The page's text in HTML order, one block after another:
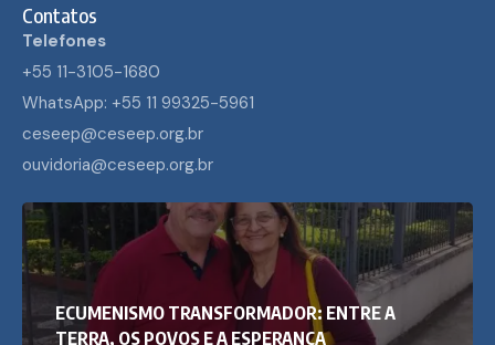
Contatos
Telefones
+55 11-3105-1680
WhatsApp: +55 11 99325-5961
ceseep@ceseep.org.br
ouvidoria@ceseep.org.br
ECUMENISMO TRANSFORMADOR: ENTRE A
TERRA, OS POVOS E A ESPERANÇA